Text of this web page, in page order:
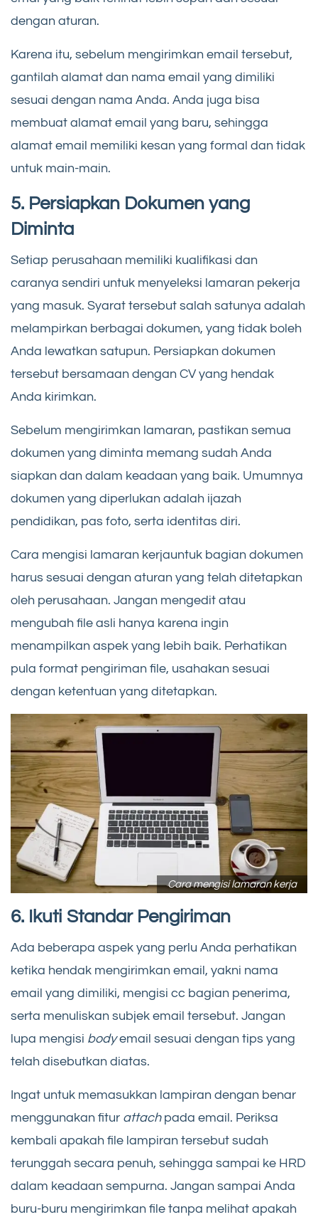
dengan aturan.
Karena itu, sebelum mengirimkan email tersebut,
gantilah alamat dan nama email yang dimiliki
sesuai dengan nama Anda. Anda juga bisa
membuat alamat email yang baru, sehingga
alamat email memiliki kesan yang formal dan tidak
untuk main-main.
5. Persiapkan Dokumen yang
Diminta
Setiap perusahaan memiliki kualifikasi dan
caranya sendiri untuk menyeleksi lamaran pekerja
yang masuk. Syarat tersebut salah satunya adalah
melampirkan berbagai dokumen, yang tidak boleh
Anda lewatkan satupun. Persiapkan dokumen
tersebut bersamaan dengan CV yang hendak
Anda kirimkan.
Sebelum mengirimkan lamaran, pastikan semua
dokumen yang diminta memang sudah Anda
siapkan dan dalam keadaan yang baik. Umumnya
dokumen yang diperlukan adalah ijazah
pendidikan, pas foto, serta identitas diri.
Cara mengisi lamaran kerjauntuk bagian dokumen
harus sesuai dengan aturan yang telah ditetapkan
oleh perusahaan. Jangan mengedit atau
mengubah file asli hanya karena ingin
menampilkan aspek yang lebih baik. Perhatikan
pula format pengiriman file, usahakan sesuai
dengan ketentuan yang ditetapkan.
Cara mengisi lamaran kerja
6. Ikuti Standar Pengiriman
Ada beberapa aspek yang perlu Anda perhatikan
ketika hendak mengirimkan email, yakni nama
email yang dimiliki, mengisi cc bagian penerima,
serta menuliskan subjek email tersebut. Jangan
lupa mengisi bodyemail sesuai dengan tips yang
telah disebutkan diatas.
Ingat untuk memasukkan lampiran dengan benar
menggunakan fitur attach pada email. Periksa
kembali apakah file lampiran tersebut sudah
terunggah secara penuh, sehingga sampai ke HRD
dalam keadaan sempurna. Jangan sampai Anda
buru-buru mengirimkan file tanpa melihat apakah